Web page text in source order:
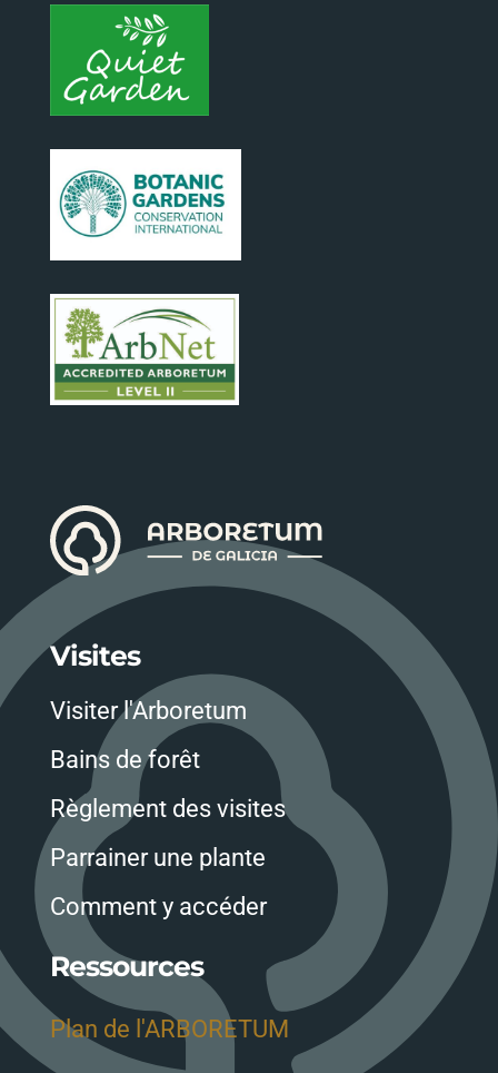
Visites
Visiter l'Arboretum
Bains de forêt
Règlement des visites
Parrainer une plante
Comment y accéder
Ressources
Plan de l'ARBORETUM